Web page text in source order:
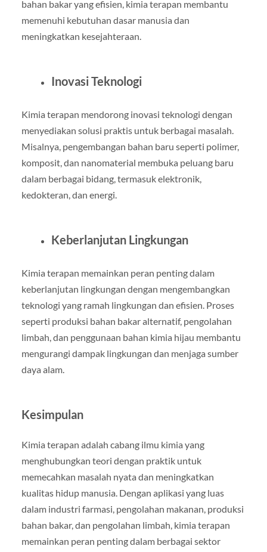
bahan bakar yang efisien, kimia terapan membantu
memenuhi kebutuhan dasar manusia dan
meningkatkan kesejahteraan.
Inovasi Teknologi
Kimia terapan mendorong inovasi teknologi dengan
menyediakan solusi praktis untuk berbagai masalah.
Misalnya, pengembangan bahan baru seperti polimer,
komposit, dan nanomaterial membuka peluang baru
dalam berbagai bidang, termasuk elektronik,
kedokteran, dan energi.
Keberlanjutan Lingkungan
Kimia terapan memainkan peran penting dalam
keberlanjutan lingkungan dengan mengembangkan
teknologi yang ramah lingkungan dan efisien. Proses
seperti produksi bahan bakar alternatif, pengolahan
limbah, dan penggunaan bahan kimia hijau membantu
mengurangi dampak lingkungan dan menjaga sumber
daya alam.
Kesimpulan
Kimia terapan adalah cabang ilmu kimia yang
menghubungkan teori dengan praktik untuk
memecahkan masalah nyata dan meningkatkan
kualitas hidup manusia. Dengan aplikasi yang luas
dalam industri farmasi, pengolahan makanan, produksi
bahan bakar, dan pengolahan limbah, kimia terapan
memainkan peran penting dalam berbagai sektor